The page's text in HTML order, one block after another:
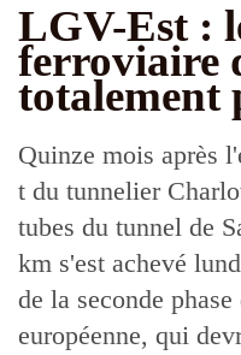
LGV-Est :
ferroviaire
totalement
Quinze mois après
t du tunnelier
tubes du tunnel de
km s'est achevé
de la seconde
européenne, qui